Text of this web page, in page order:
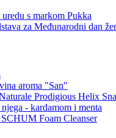
s markom Pukka
za Međunarodni dan
aroma "San"
Prodigious Helix
njega - kardamom i menta
Foam Cleanser